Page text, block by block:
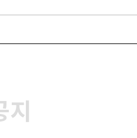
지